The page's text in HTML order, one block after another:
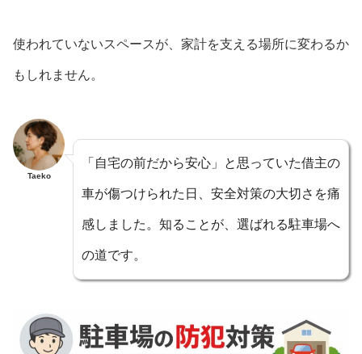
使われていないスペースが、家計を支える場所に変わるか
もしれません。
Taeko
「自宅の前だから安心」と思っていた借主の
車が傷つけられた日、安全対策の大切さを痛
感しました。知ることが、選ばれる駐車場へ
の道です。